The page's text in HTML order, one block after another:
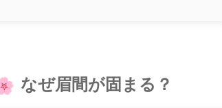
なぜ眉間が固まる？